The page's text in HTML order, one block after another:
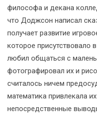
философа и декана
что Доджсон написал
получает развитие
которое
любил общаться с
фотографировал их и
считалось ничем
математика привлекала
непосредственные